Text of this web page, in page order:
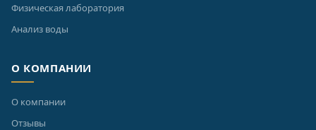
Физическая лаборатория
Анализ воды
О КОМПАНИИ
О компании
Отзывы